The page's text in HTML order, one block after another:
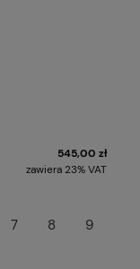
545,00 zł
zawiera 23% VAT
7 8 9